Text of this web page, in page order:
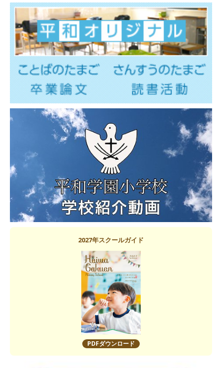
2027年スクールガイド
PDFダウンロード